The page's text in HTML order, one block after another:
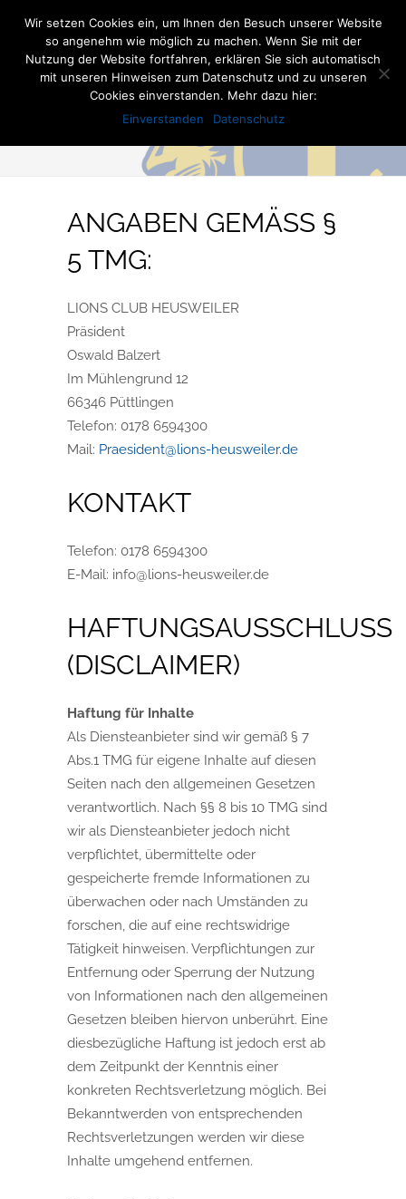
ANGABEN GEMÄSS § 5
TMG:
LIONS CLUB HEUSWEILER
Präsident
Oswald Balzert
Im Mühlengrund 12
66346 Püttlingen
Telefon: 0178 6594300
Mail: Praesident@lions-heusweiler.de
KONTAKT
Telefon: 0178 6594300
E-Mail: info@lions-heusweiler.de
HAFTUNGSAUSSCHLUSS
(DISCLAIMER)
Haftung für Inhalte
Als Diensteanbieter sind wir gemäß § 7
Abs.1 TMG für eigene Inhalte auf diesen
Seiten nach den allgemeinen Gesetzen
verantwortlich. Nach §§ 8 bis 10 TMG sind
wir als Diensteanbieter jedoch nicht
verpflichtet, übermittelte oder
gespeicherte fremde Informationen zu
überwachen oder nach Umständen zu
forschen, die auf eine rechtswidrige
Tätigkeit hinweisen. Verpflichtungen zur
Entfernung oder Sperrung der Nutzung
von Informationen nach den allgemeinen
Gesetzen bleiben hiervon unberührt. Eine
diesbezügliche Haftung ist jedoch erst ab
dem Zeitpunkt der Kenntnis einer
konkreten Rechtsverletzung möglich. Bei
Bekanntwerden von entsprechenden
Rechtsverletzungen werden wir diese
Inhalte umgehend entfernen.
Wir setzen Cookies ein, um Ihnen den Besuch unserer Website
so angenehm wie möglich zu machen. Wenn Sie mit der
Nutzung der Website fortfahren, erklären Sie sich automatisch
mit unseren Hinweisen zum Datenschutz und zu unseren
Cookies einverstanden. Mehr dazu hier:
Einverstanden
Datenschutz